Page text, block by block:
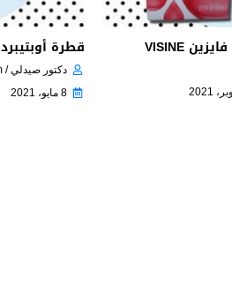
سعر و إرشادات قطرة فايزين VISINE
قطرة أوبتيبرد Optipred لعلاج التهاب العين
دكتور صيدلي / Mohamed Abdelmoniem
8 مايو، 2021